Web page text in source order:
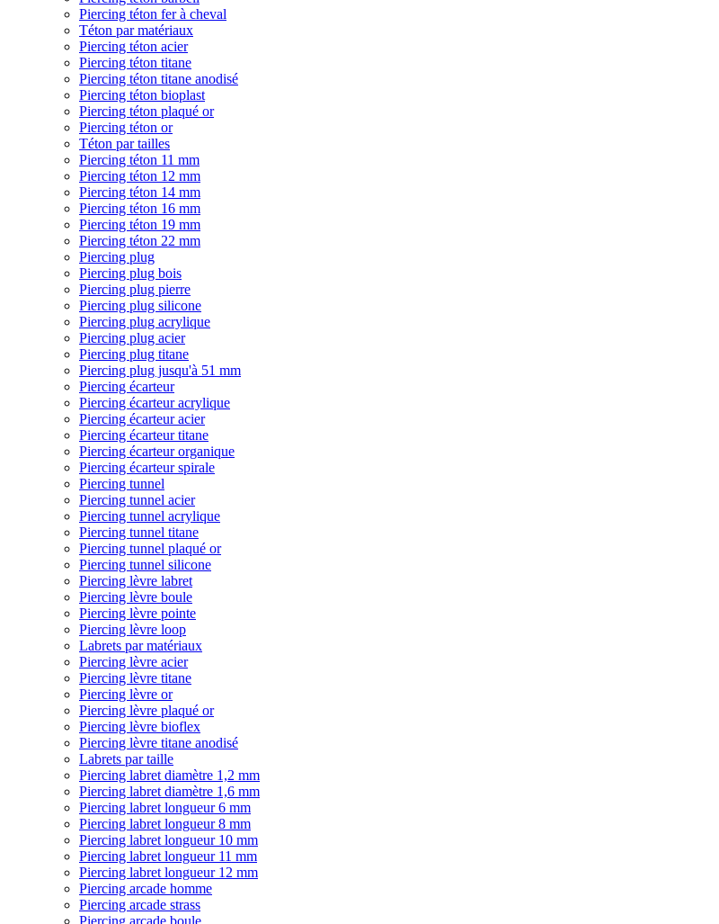
Piercing téton fer à cheval
Téton par matériaux
Piercing téton acier
Piercing téton titane
Piercing téton titane anodisé
Piercing téton bioplast
Piercing téton plaqué or
Piercing téton or
Téton par tailles
Piercing téton 11 mm
Piercing téton 12 mm
Piercing téton 14 mm
Piercing téton 16 mm
Piercing téton 19 mm
Piercing téton 22 mm
Piercing plug
Piercing plug bois
Piercing plug pierre
Piercing plug silicone
Piercing plug acrylique
Piercing plug acier
Piercing plug titane
Piercing plug jusqu'à 51 mm
Piercing écarteur
Piercing écarteur acrylique
Piercing écarteur acier
Piercing écarteur titane
Piercing écarteur organique
Piercing écarteur spirale
Piercing tunnel
Piercing tunnel acier
Piercing tunnel acrylique
Piercing tunnel titane
Piercing tunnel plaqué or
Piercing tunnel silicone
Piercing lèvre labret
Piercing lèvre boule
Piercing lèvre pointe
Piercing lèvre loop
Labrets par matériaux
Piercing lèvre acier
Piercing lèvre titane
Piercing lèvre or
Piercing lèvre plaqué or
Piercing lèvre bioflex
Piercing lèvre titane anodisé
Labrets par taille
Piercing labret diamètre 1,2 mm
Piercing labret diamètre 1,6 mm
Piercing labret longueur 6 mm
Piercing labret longueur 8 mm
Piercing labret longueur 10 mm
Piercing labret longueur 11 mm
Piercing labret longueur 12 mm
Piercing arcade homme
Piercing arcade strass
Piercing arcade boule